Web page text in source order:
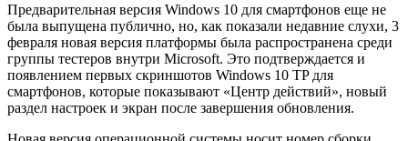
Предварительная версия Windows 10 для смартфонов еще не
была выпущена публично, но, как показали недавние слухи, 3
февраля новая версия платформы была распространена среди
группы тестеров внутри Microsoft. Это подтверждается и
появлением первых скриншотов Windows 10 TP для
смартфонов, которые показывают «Центр действий», новый
раздел настроек и экран после завершения обновления.